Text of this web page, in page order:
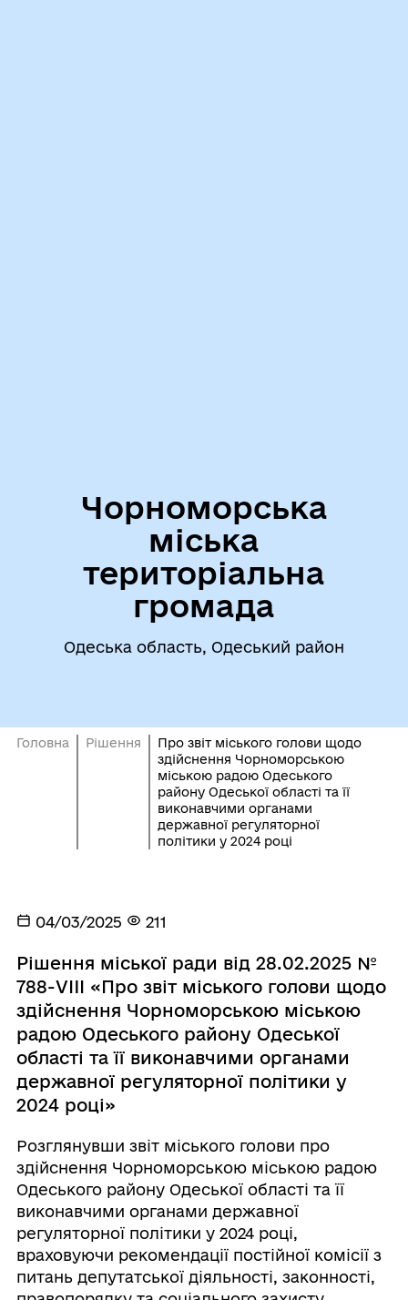
Чорноморська
міська
територіальна
громада
Одеська область, Одеський район
Головна Рішення
Про звіт міського голови щодо
здійснення Чорноморською
міською радою Одеського
району Одеської області та її
виконавчими органами
державної регуляторної
політики у 2024 році
04/03/2025 211
Рішення міської ради від 28.02.2025 №
788-VIII «Про звіт міського голови щодо
здійснення Чорноморською міською
радою Одеського району Одеської
області та її виконавчими органами
державної регуляторної політики у
2024 році»
Розглянувши звіт міського голови про
здійснення Чорноморською міською радою
Одеського району Одеської області та її
виконавчими органами державної
регуляторної політики у 2024 році,
враховуючи рекомендації постійної комісії з
питань депутатської діяльності, законності,